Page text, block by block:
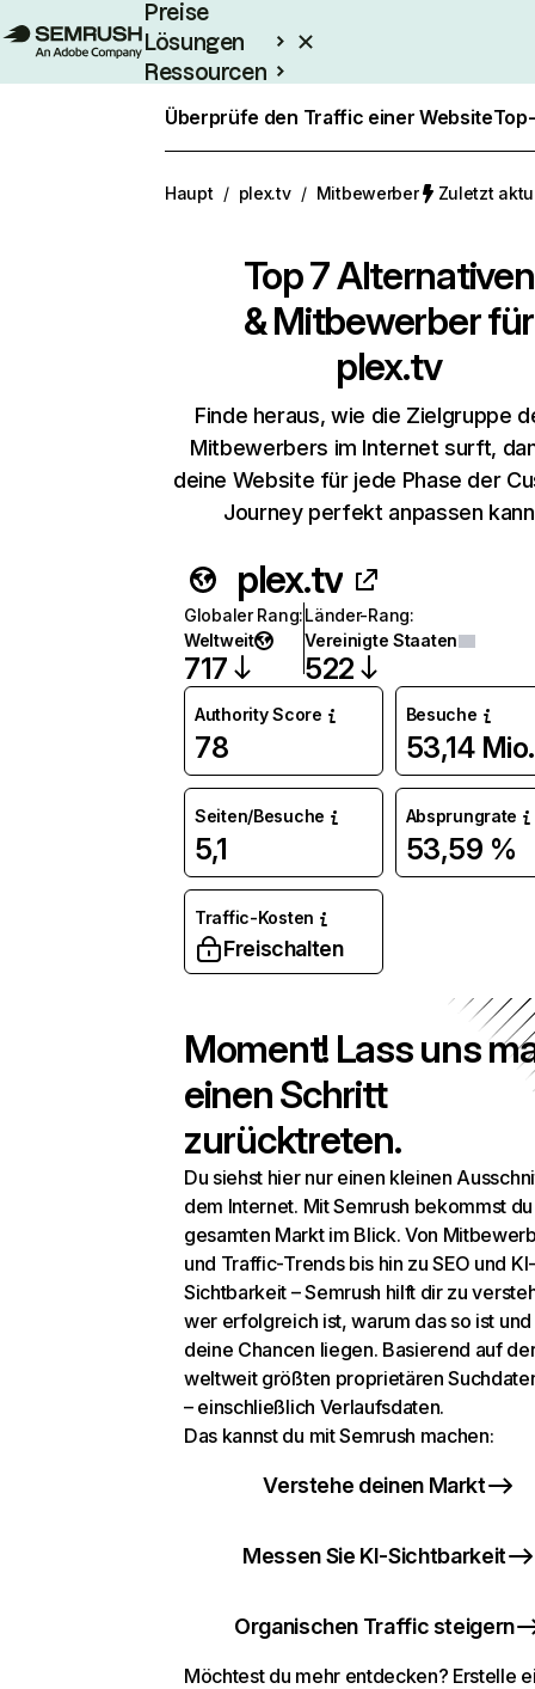
Preise
Lösungen
Ressourcen
Enterprise
Überprüfe den Traffic einer Website
Haupt / plex.tv / Mitbewerber Zuletzt
Top 7 Alternativen
& Mitbewerber für
plex.tv
Finde heraus, wie die Zielgruppe
Mitbewerbers im Internet surft,
deine Website für jede Phase der
Journey perfekt anpassen
plex.tv
Globaler Rang:
Weltweit
717
Länder-Rang:
Vereinigte Staaten
522
Authority Score
78
Besuche
53,14 Mio.
Seiten/Besuche
5,1
Absprungrate
53,59 %
Traffic-Kosten
Freischalten
Moment! Lass uns
einen Schritt
zurücktreten.
Du siehst hier nur einen kleinen
dem Internet. Mit Semrush bekommst
gesamten Markt im Blick. Von
und Traffic-Trends bis hin zu SEO und KI-
Sichtbarkeit – Semrush hilft dir zu
wer erfolgreich ist, warum das so ist
deine Chancen liegen. Basierend auf
weltweit größten proprietären
– einschließlich Verlaufsdaten.
Das kannst du mit Semrush machen:
Verstehe deinen Markt
Messen Sie KI-Sichtbarkeit
Organischen Traffic steigern
Möchtest du mehr entdecken? Erstelle